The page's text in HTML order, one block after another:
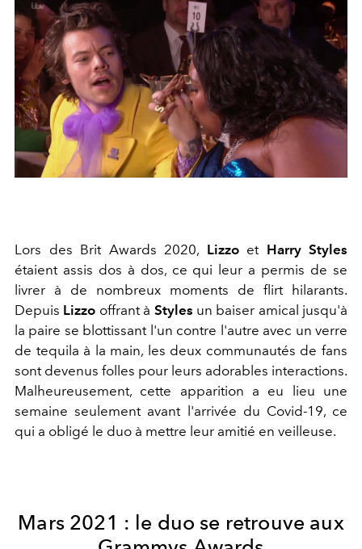
Lors des Brit Awards 2020, Lizzoet Harry Styles
étaient assis dos à dos, ce qui leur a permis de se
livrer à de nombreux moments de flirt hilarants.
Depuis Lizzo offrant à Styles un baiser amical jusqu'à
la paire se blottissant l'un contre l'autre avec un verre
de tequila à la main, les deux communautés de fans
sont devenus folles pour leurs adorables interactions.
Malheureusement, cette apparition a eu lieu une
semaine seulement avant l'arrivée du Covid-19, ce
qui a obligé le duo à mettre leur amitié en veilleuse.
Mars 2021 : le duo se retrouve aux